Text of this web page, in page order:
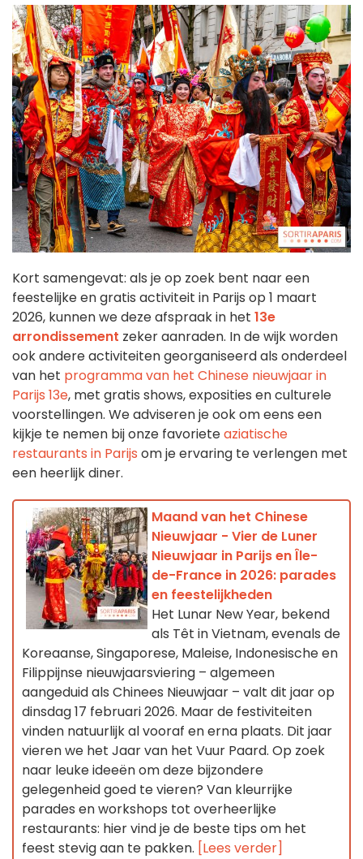
Kort samengevat: als je op zoek bent naar een
feestelijke en gratis activiteit in Parijs op 1 maart
2026, kunnen we deze afspraak in het 13e
arrondissement zeker aanraden. In de wijk worden
ook andere activiteiten georganiseerd als onderdeel
van het programma van het Chinese nieuwjaar in
Parijs 13e, met gratis shows, exposities en culturele
voorstellingen. We adviseren je ook om eens een
kijkje te nemen bij onze favorieteaziatische
restaurants in Parijs om je ervaring te verlengen met
een heerlijk diner.
Maand van het Chinese
Nieuwjaar - Vier de Luner
Nieuwjaar in Parijs en Île-
de-France in 2026: parades
en feestelijkheden
Het Lunar New Year, bekend
als Têt in Vietnam, evenals de
Koreaanse, Singaporese, Maleise, Indonesische en
Filippijnse nieuwjaarsviering – algemeen
aangeduid als Chinees Nieuwjaar – valt dit jaar op
dinsdag 17 februari 2026. Maar de festiviteiten
vinden natuurlijk al vooraf en erna plaats. Dit jaar
vieren we het Jaar van het Vuur Paard. Op zoek
naar leuke ideeën om deze bijzondere
gelegenheid goed te vieren? Van kleurrijke
parades en workshops tot overheerlijke
restaurants: hier vind je de beste tips om het
feest stevig aan te pakken. [Lees verder]